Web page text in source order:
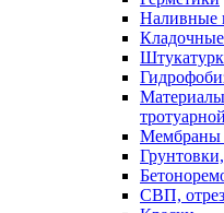
Наливные
Мембраны
СВП,